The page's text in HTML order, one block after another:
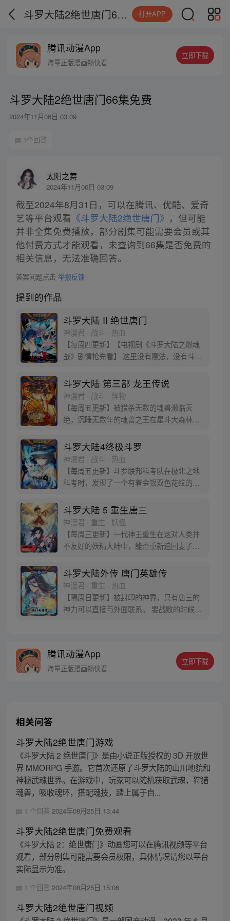
斗罗大陆2绝世唐门66集免费 打开APP
腾讯动漫App
海量正版漫画畅快看
立即下载
斗罗大陆2绝世唐门66集免费
2024年11月06日 03:09
1个回答
太阳之舞
2024年11月06日 03:09
截至2024年8月31日，可以在腾讯、优酷、爱奇
艺等平台观看 《斗罗大陆2绝世唐门》 ，但可能
并非全集免费播放，部分剧集可能需要会员或其
他付费方式才能观看，未查询到66集是否免费的
相关信息，无法准确回答。
答案问题点击 举报反馈
提到的作品
斗罗大陆 II 绝世唐门
神漫君 · 战斗 · 热血
【每周四更新】【电视剧《斗罗大陆之燃魂
战》剧情抢先看】 这里没有魔法，没有斗
后的斗罗大陆上，唐门式微，一代天骄霍雨
浩横空出世，一切的神奇都将一一展现。 唐
门暗器能否重振雄风，唐门能否重现辉煌，
一切尽绝世唐门！
斗罗大陆 第三部 龙王传说
神漫君 · 战斗 · 怪物
【每周五更新】被猎杀无数的魂兽濒临灭
绝，沉睡无数年的魂兽之王在星斗大森林最
魂”遇上执着而顽强的少年唐舞麟，万众瞩目
的武魂传奇将再次被书写。我们不期待奇
迹，但要给奇迹一个机会。
斗罗大陆4终极斗罗
神漫君 · 战斗 · 热血
【每周五更新】斗罗联邦科考队在极北之地
科考时，发现了一个有着金银双色花纹的
于是赶忙将其带回研究所进行孵化。蛋孵化
出来了，可孵出来的是一个婴儿，一个和人
类一模一样的孩子；与此同时，联邦研究所
正在解冻一名银色长发女子，而一名蓝发青
年则在海滨被人发现
斗罗大陆 5 重生唐三
神漫君 · 重生 · 妖怪
【每周三更新】一代神王重生在这对人类并
不友好的妖精大陆中，能否重新追回妻子。
路？尽在一代神王至情追妻之旅，斗罗大陆
第五部，重生唐三!
斗罗大陆外传 唐门英雄传
神漫君 · 重生 · 热血
【隔周日更新】被封印的神界，只有唐三的
神力可以直接与外面联系。 要战败的时候，
战！
腾讯动漫App
海量正版漫画畅快看
立即下载
相关问答
斗罗大陆2绝世唐门游戏
《斗罗大陆 2 绝世唐门》是由小说正版授权的 3D 开放世
界 MMORPG 手游。它首次还原了斗罗大陆的山川地貌和
神秘武魂世界。在游戏中，玩家可以随机获取武魂，狩猎
魂兽，吸收魂环，搭配魂技，踏上属于自...
1 个回答 2024年08月25日 13:44
斗罗大陆2绝世唐门免费观看
《斗罗大陆 2：绝世唐门》动画您可以在腾讯视频等平台
观看，部分剧集可能需要会员权限，具体情况请您以平台
实际显示为准。
1 个回答 2024年08月25日 15:06
斗罗大陆2绝世唐门视频